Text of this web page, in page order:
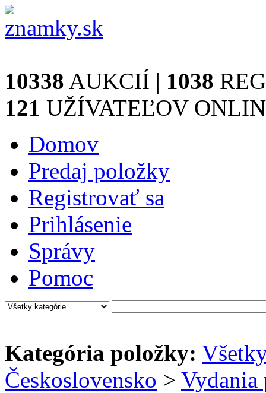
10338 AUKCIÍ | 1038
121 UŽÍVATEĽOV
Domov
Predaj položky
Registrovať sa
Prihlásenie
Správy
Pomoc
Kategória položky:
Československo > Vydania